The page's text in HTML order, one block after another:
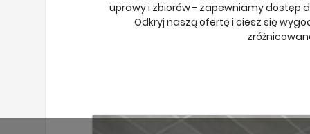
uprawy i zbiorów - zapewniamy dostęp
Odkryj naszą ofertę i ciesz się